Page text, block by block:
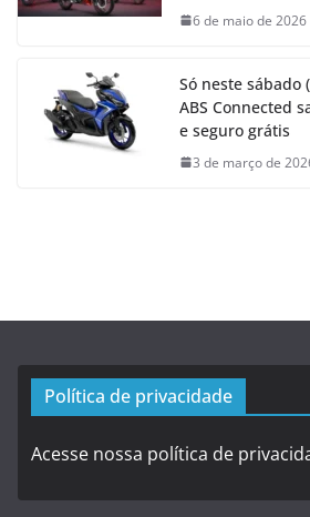
6 de maio de 2026
Só neste sábado
ABS Connected
e seguro grátis
3 de março de
Política de privacidade
Acesse nossa política de